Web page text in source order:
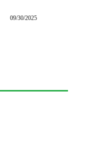
09/30/2025